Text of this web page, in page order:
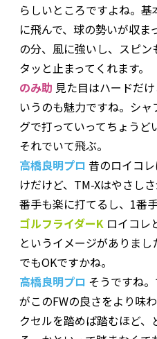
らしいところですよね。
に飛んで、球の勢いが収
の分、風に強いし、スピ
タッと止まってくれます。
のみ助 見た目はハードだ
いうのも魅力ですね。シ
グで打っていってちょうど
それでいて飛ぶ。
高橋良明プロ 昔のロイコ
けだけど、TM-Xはやさし
番手も楽に打てるし、1番
ゴルフライダーK ロイコレ
というイメージがありま
でもOKですかね。
高橋良明プロ そうですね
がこのFWの良さをより味
クセルを踏めば踏むほど、